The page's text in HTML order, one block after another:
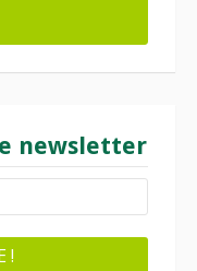
newsletter